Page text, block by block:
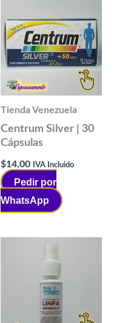
Tienda Venezuela
Centrum Silver | 30
Cápsulas
$14,00 IVA Incluido
Pedir por
WhatsApp